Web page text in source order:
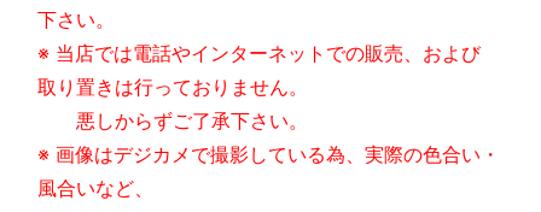
下さい。
※ 当店では電話やインターネットでの販売、および
取り置きは行っておりません。
悪しからずご了承下さい。
※ 画像はデジカメで撮影している為、実際の色合い・
風合いなど、